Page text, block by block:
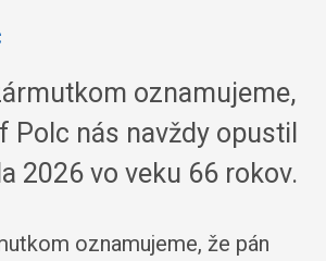
oznamujeme,
Polc nás navždy opustil
2026 vo veku 66 rokov.
oznamujeme, že pán